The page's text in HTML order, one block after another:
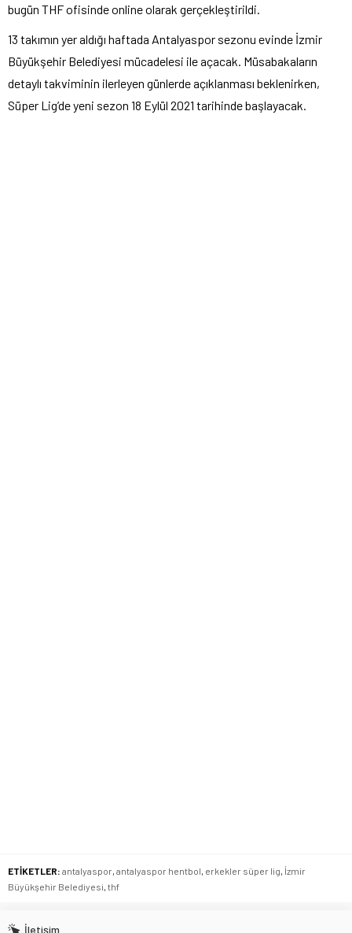
bugün THF ofisinde online olarak gerçekleştirildi.
13 takımın yer aldığı haftada Antalyaspor sezonu evinde İzmir
Büyükşehir Belediyesi mücadelesi ile açacak. Müsabakaların
detaylı takviminin ilerleyen günlerde açıklanması beklenirken,
Süper Lig’de yeni sezon 18 Eylül 2021 tarihinde başlayacak.
ETİKETLER: antalyaspor antalyaspor hentbol erkekler süper lig İzmir
Büyükşehir Belediyesi thf
İletişim